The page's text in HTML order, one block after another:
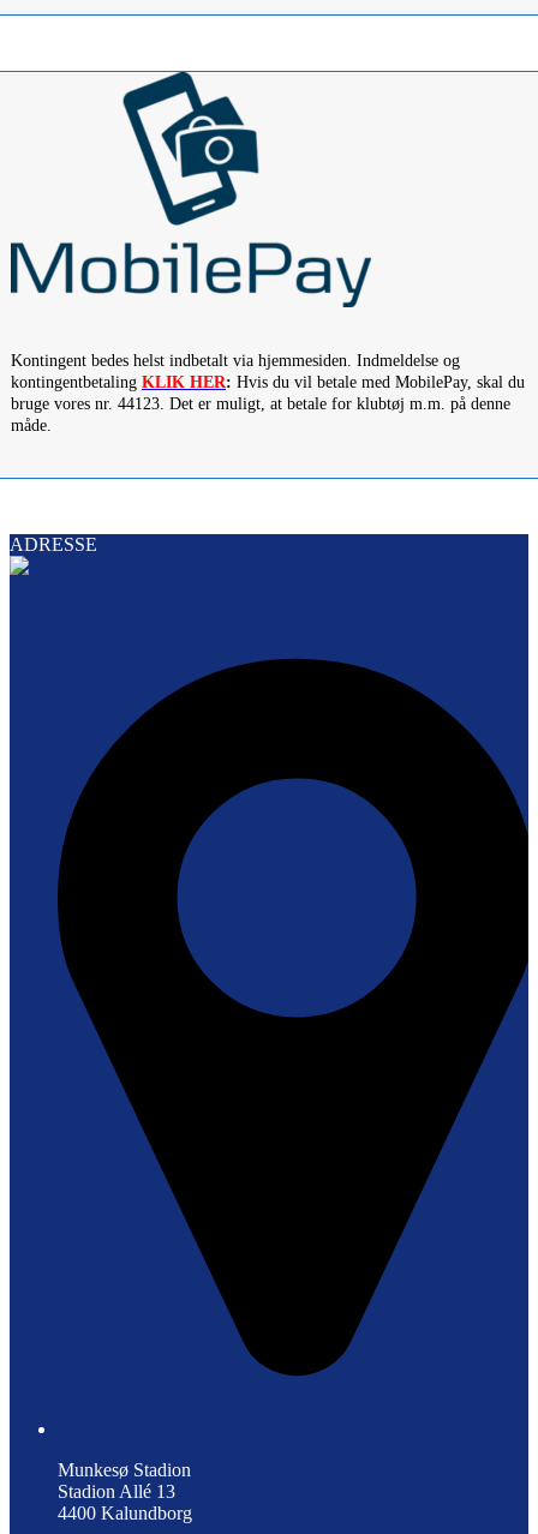
Kontingent bedes helst indbetalt via hjemmesiden. Indmeldelse og
kontingentbetaling KLIK HER: Hvis du vil betale med MobilePay, skal du
bruge vores nr. 44123. Det er muligt, at betale for klubtøj m.m. på denne
måde.
ADRESSE
Munkesø Stadion
Stadion Allé 13
4400 Kalundborg